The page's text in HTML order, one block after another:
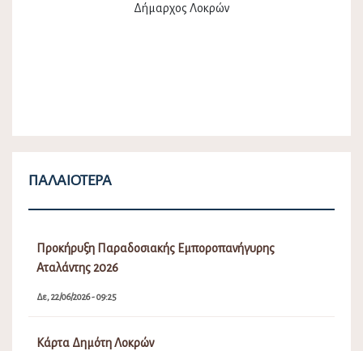
Δήμαρχος Λοκρών
ΠΑΛΑΙΌΤΕΡΑ
Προκήρυξη Παραδοσιακής Εμποροπανήγυρης
Αταλάντης 2026
Δε, 22/06/2026 - 09:25
Κάρτα Δημότη Λοκρών